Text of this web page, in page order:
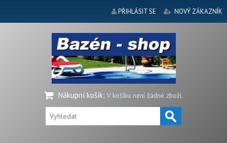
PŘIHLÁSIT SE NOVÝ ZÁKAZNÍK
Nákupní košík: V košíku není žádné zboží.